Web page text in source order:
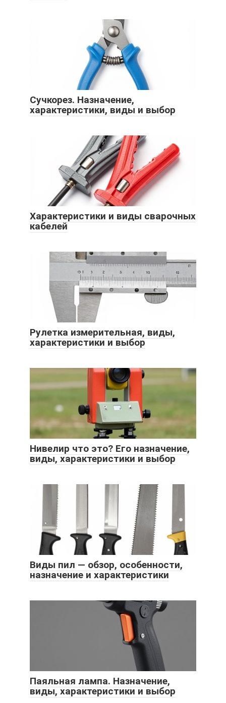
Сучкорез. Назначение,
характеристики, виды и выбор
Характеристики и виды сварочных
кабелей
Рулетка измерительная, виды,
характеристики и выбор
Нивелир что это? Его назначение,
виды, характеристики и выбор
Виды пил — обзор, особенности,
назначение и характеристики
Паяльная лампа. Назначение,
виды, характеристики и выбор